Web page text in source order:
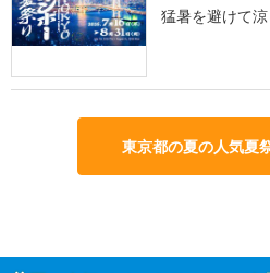
猛暑を避けて
東京都の夏の人気夏